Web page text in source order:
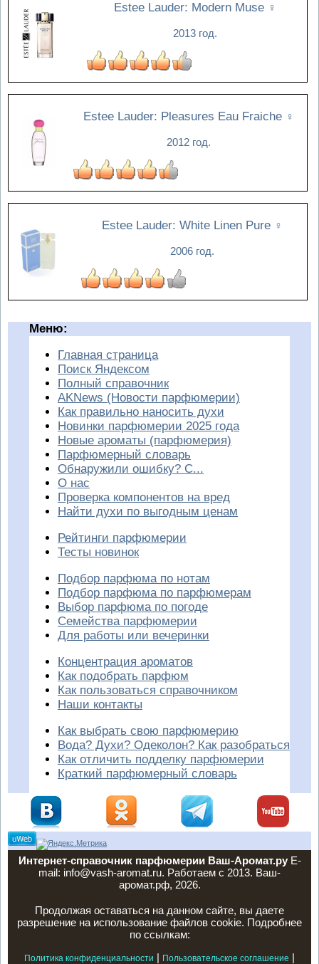
Estee Lauder: Modern Muse ♀
2013 год.
Estee Lauder: Pleasures Eau Fraiche ♀
2012 год.
Estee Lauder: White Linen Pure ♀
2006 год.
Меню:
Главная страница
Поиск Яндексом
Полный справочник
AKNews (Новости парфюмерии)
Как правильно наносить духи
Новинки парфюмерии 2025 года
Новые ароматы (парфюмерия)
Парфюмерный словарь
Обнаружили ошибку? С...
О нас
Проверка компонентов на вред
Найти духи по выгодным ценам
Рейтинги парфюмерии
Тесты новинок
Подбор парфюма по нотам
Подбор парфюма по парфюмерам
Выбор парфюма по погоде
Семейства парфюмерии
Для работы или вечеринки
Концентрация ароматов
Как подобрать парфюм
Как пользоваться справочником
Наши контакты
Как выбрать свою парфюмерию
Вода? Духи? Одеколон? Как разобраться
Как отличить подделку парфюмерии
Краткий парфюмерный словарь
Интернет-справочник парфюмерии Ваш-Аромат.руE-
mail: info@vash-aromat.ru. Работаем с 2013. Ваш-
аромат.рф, 2026.
Продолжая оставаться на данном сайте, вы даете
разрешение на использование файлов cookie. Подробнее
по ссылкам:
Политика конфиденциальности | Пользовательское соглашение |